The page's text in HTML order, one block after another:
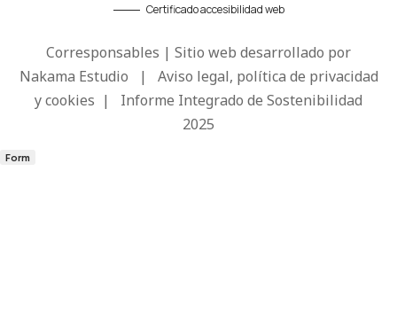
Certificado accesibilidad web
Corresponsables | Sitio web desarrollado por
Nakama Estudio | Aviso legal, política de privacidad
y cookies | Informe Integrado de Sostenibilidad
2025
Form